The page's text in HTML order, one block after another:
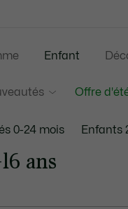
Enfant
Offre
0-24 mois Enfants
ans